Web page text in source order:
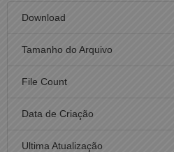
Download
Tamanho do Arquivo
File Count
Data de Criação
Ultima Atualização